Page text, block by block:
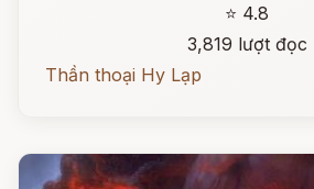
⭐ 4.8
3,819 lượt đọc
Thần thoại Hy Lạp